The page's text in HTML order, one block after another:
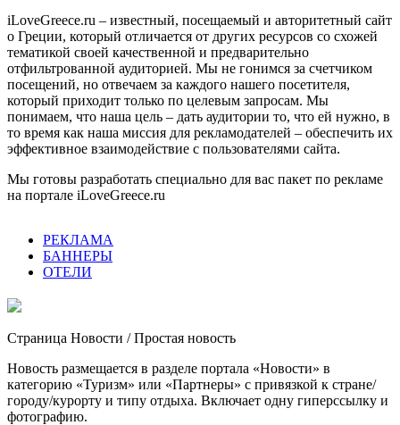
iLoveGreece.ru – известный, посещаемый и авторитетный сайт
о Греции, который отличается от других ресурсов со схожей
тематикой своей качественной и предварительно
отфильтрованной аудиторией. Мы не гонимся за счетчиком
посещений, но отвечаем за каждого нашего посетителя,
который приходит только по целевым запросам. Мы
понимаем, что наша цель – дать аудитории то, что ей нужно, в
то время как наша миссия для рекламодателей – обеспечить их
эффективное взаимодействие с пользователями сайта.
Мы готовы разработать специально для вас пакет по рекламе
на портале iLoveGreece.ru
РЕКЛАМА
БАННЕРЫ
ОТЕЛИ
Страница Новости / Простая новость
Новость размещается в разделе портала «Новости» в
категорию «Туризм» или «Партнеры» с привязкой к стране/
городу/курорту и типу отдыха. Включает одну гиперссылку и
фотографию.